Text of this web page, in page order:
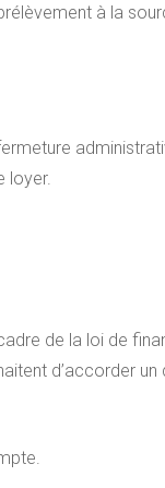
à la
loyer.
de la loi de
d’accorder